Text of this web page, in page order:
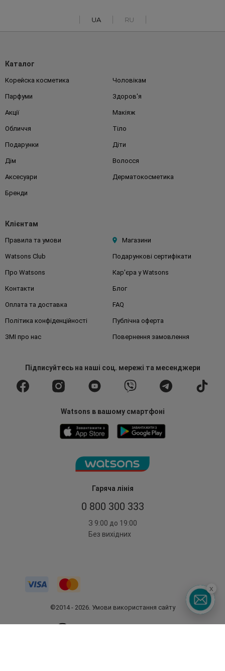
UA RU
Гаряча лінія
0 800 300 333
З 9:00 до 19:00
Без вихідних
Каталог
Корейска косметика Чоловікам
Парфуми Здоров'я
Акції Макіяж
Обличчя Тіло
Подарунки Діти
Дім Волосся
Аксесуари Дерматокосметика
Бренди
Клієнтам
Правила та умови Магазини
Watsons Club Подарункові сертифікати
Про Watsons Кар'єра у Watsons
Контакти Блог
Оплата та доставка FAQ
Політика конфіденційності Публічна оферта
ЗМІ про нас Повернення замовлення
Підписуйтесьна наші соц. мережі та месенджери
Watsons в вашому смартфоні
©2014 - 2026. Умови використання сайту
x